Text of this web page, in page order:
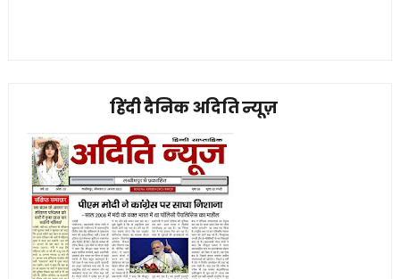
हिंदी दैनिक अदिति न्यूज़